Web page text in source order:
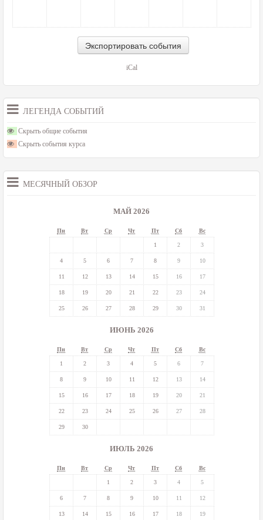
iCal
ЛЕГЕНДА СОБЫТИЙ
Скрыть общие события
Скрыть события курса
МЕСЯЧНЫЙ ОБЗОР
МАЙ 2026
Пн Вт Ср Чт Пт Сб Вс
1 2 3
4 5 6 7 8 9 10
11 12 13 14 15 16 17
18 19 20 21 22 23 24
25 26 27 28 29 30 31
ИЮНЬ 2026
Пн Вт Ср Чт Пт Сб Вс
1 2 3 4 5 6 7
8 9 10 11 12 13 14
15 16 17 18 19 20 21
22 23 24 25 26 27 28
29 30
ИЮЛЬ 2026
Пн Вт Ср Чт Пт Сб Вс
1 2 3 4 5
6 7 8 9 10 11 12
13 14 15 16 17 18 19